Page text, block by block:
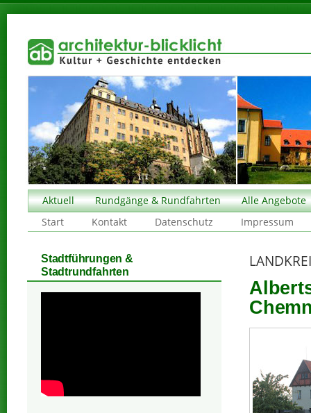
Aktuell Rundgänge & Rundfahrten
Alle Angebote
Start
Kontakt Datenschutz Impressum
Stadtführungen &
Stadtrundfahrten